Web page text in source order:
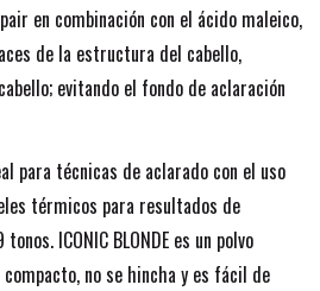
en combinación con el ácido maleico,
de la estructura del cabello,
evitando el fondo de aclaración
para técnicas de aclarado con el uso
térmicos para resultados de
ICONIC BLONDE es un polvo
no se hincha y es fácil de